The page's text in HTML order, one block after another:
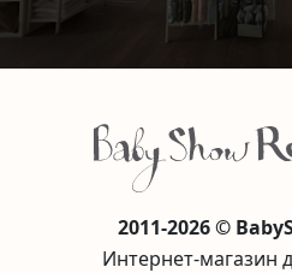
2011-2026 ©
Интернет-магазин